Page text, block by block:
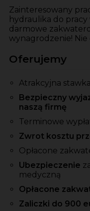
Zainteresowany
hydraulika do
darmowe
wynagrodzenie! Nie
Oferujemy
Atrakcyjna stawka
Bezpieczny
naszą firmę
Terminowe
Zwrot kosztu
Opłacone
Ubezpieczenie
medyczną
Opłacone
Zaliczki do 900